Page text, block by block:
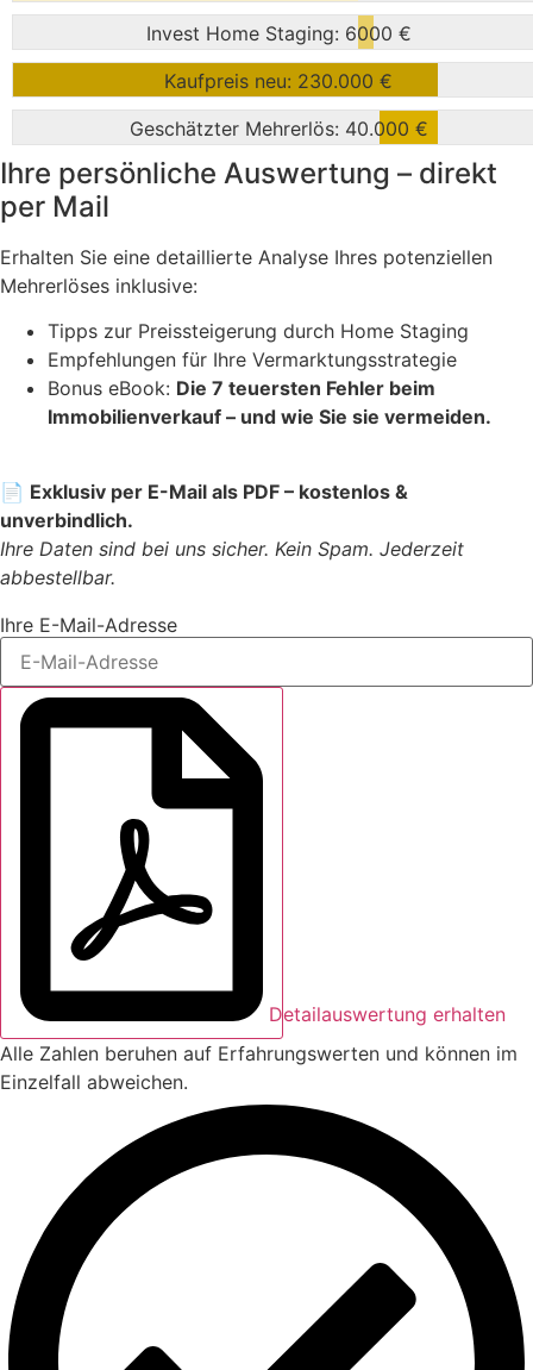
Invest Home Staging: 6000 €
Kaufpreis neu: 230.000 €
Geschätzter Mehrerlös: 40.000 €
Ihre persönliche Auswertung – direkt
per Mail
Erhalten Sie eine detaillierte Analyse Ihres potenziellen
Mehrerlöses inklusive:
Tipps zur Preissteigerung durch Home Staging
Empfehlungen für Ihre Vermarktungsstrategie
Bonus eBook: Die 7 teuersten Fehler beim
Immobilienverkauf – und wie Sie sie vermeiden.
📄 Exklusiv per E-Mail als PDF – kostenlos &
unverbindlich.
Ihre Daten sind bei uns sicher. Kein Spam. Jederzeit
abbestellbar.
Ihre E-Mail-Adresse
Detailauswertung erhalten
Alle Zahlen beruhen auf Erfahrungswerten und können im
Einzelfall abweichen.